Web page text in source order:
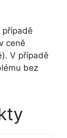
případě
ceně
V případě
bez